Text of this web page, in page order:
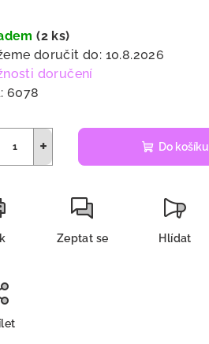
(2 ks)
doručit do: 10.8.2026
doručení
6078
+ Do košíku
Zeptat se Hlídat